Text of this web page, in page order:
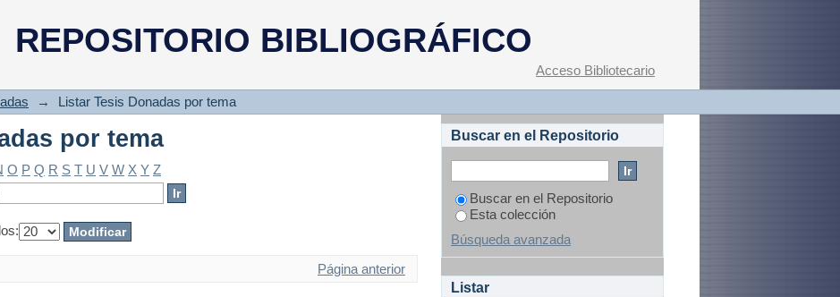
REPOSITORIO BIBLIOGRÁFICO
por tema
Acceso Bibliotecario
→ Listar Tesis Donadas por tema
por tema
O P Q R S T U V W X Y Z
Página anterior
Buscar en el Repositorio
Buscar en el Repositorio
Esta colección
Búsqueda avanzada
Listar